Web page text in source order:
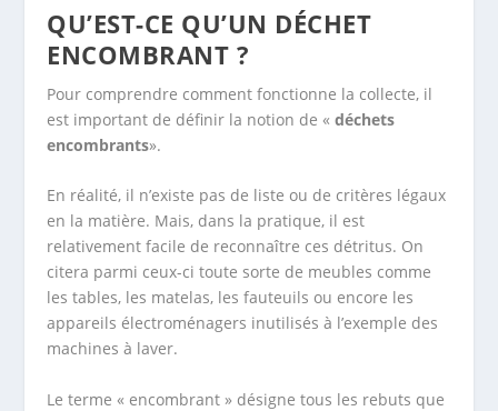
QU’EST-CE QU’UN DÉCHET
ENCOMBRANT ?
Pour comprendre comment fonctionne la collecte, il
est important de définir la notion de «déchets
encombrants».
En réalité, il n’existe pas de liste ou de critères légaux
en la matière. Mais, dans la pratique, il est
relativement facile de reconnaître ces détritus. On
citera parmi ceux-ci toute sorte de meubles comme
les tables, les matelas, les fauteuils ou encore les
appareils électroménagers inutilisés à l’exemple des
machines à laver.
Le terme « encombrant » désigne tous les rebuts que